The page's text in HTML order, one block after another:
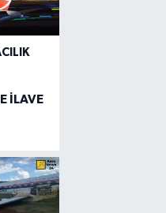
İLAVE